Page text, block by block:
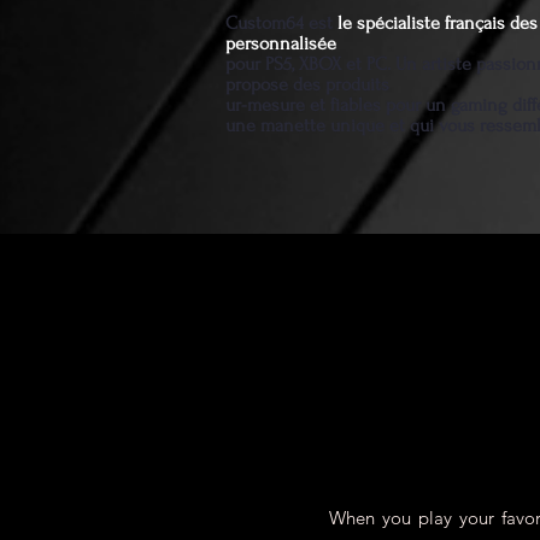
Custom64 est le spécialiste français
personnalisée
pour PS5, XBOX et PC. Un artiste
propose des produits
ur-mesure et fiables pour un gaming
une manette unique et qui vous
When you play your